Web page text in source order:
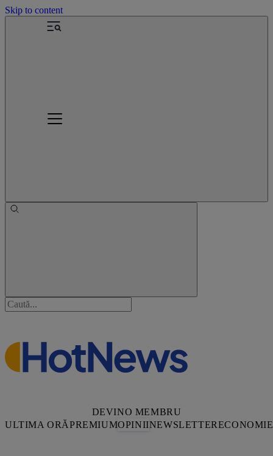
Skip to content
DEVINO MEMBRU
ULTIMA ORĂPREMIUMOPINIINEWSLETTERECONOMIE